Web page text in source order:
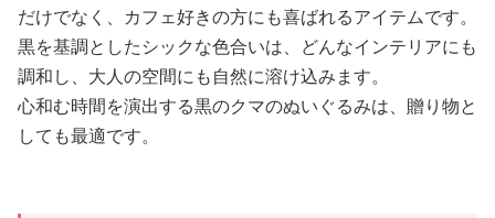
だけでなく、カフェ好きの方にも喜ばれるアイテムです。
黒を基調としたシックな色合いは、どんなインテリアにも
調和し、大人の空間にも自然に溶け込みます。
心和む時間を演出する黒のクマのぬいぐるみは、贈り物と
しても最適です。